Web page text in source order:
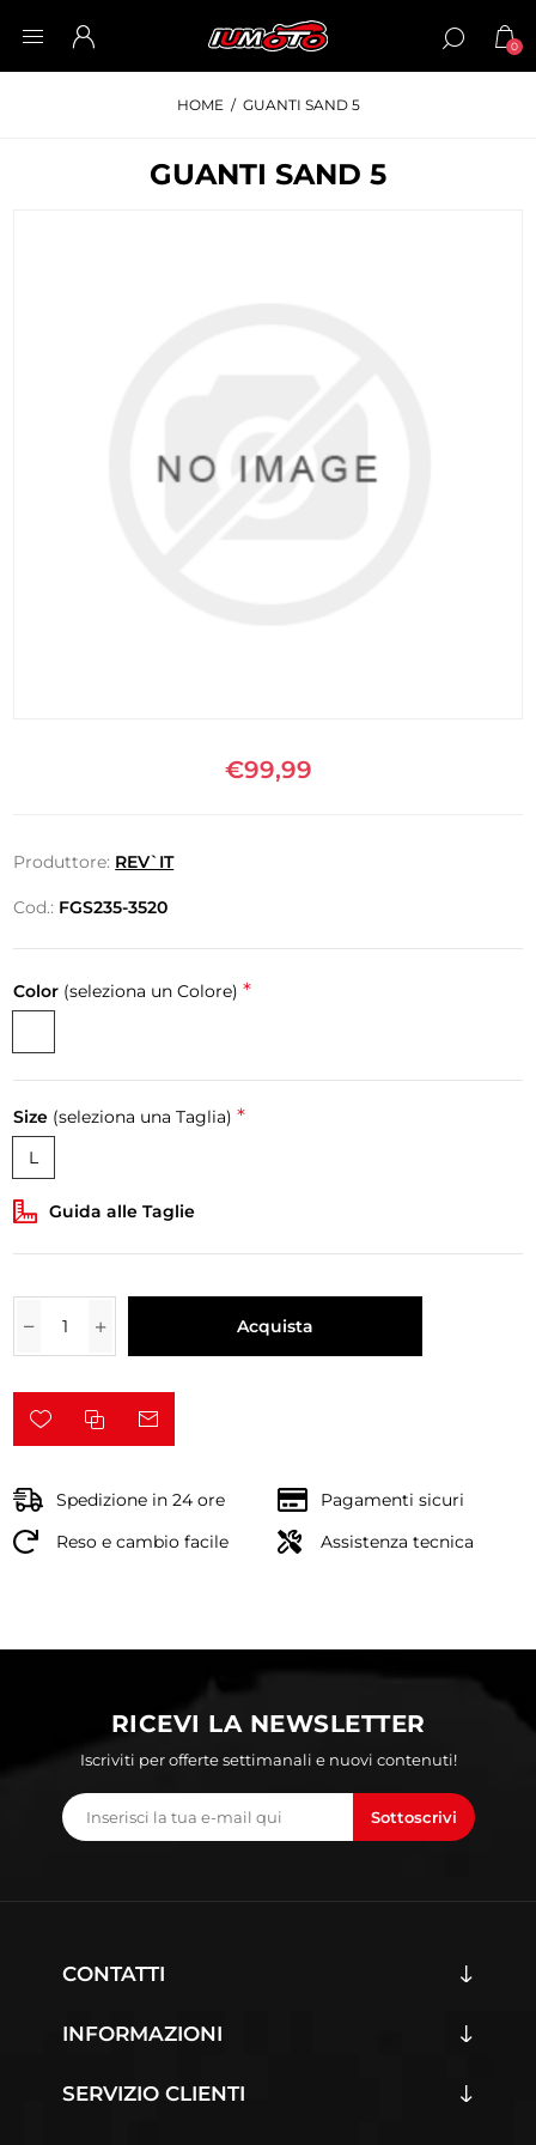
0
HOME / GUANTI SAND 5
GUANTI SAND 5
€99,99
Produttore: REV`IT
Cod.: FGS235-3520
Color (seleziona un Colore) *
Size (seleziona una Taglia) *
L
Guida alle Taglie
Acquista
Spedizione in 24 ore
Pagamenti sicuri
Reso e cambio facile
Assistenza tecnica
RICEVI LA NEWSLETTER
Iscriviti per offerte settimanali e nuovi contenuti!
Sottoscrivi
CONTATTI
INFORMAZIONI
SERVIZIO CLIENTI